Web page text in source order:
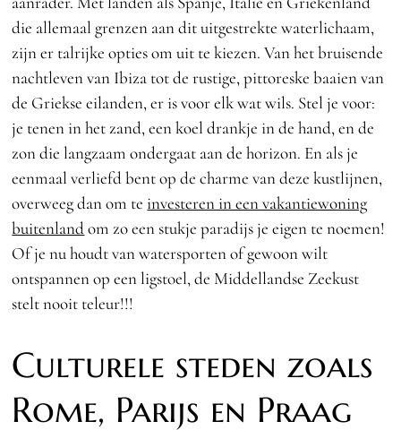
die allemaal grenzen aan dit uitgestrekte waterlichaam,
zijn er talrijke opties om uit te kiezen. Van het bruisende
nachtleven van Ibiza tot de rustige, pittoreske baaien van
de Griekse eilanden, er is voor elk wat wils. Stel je voor:
je tenen in het zand, een koel drankje in de hand, en de
zon die langzaam ondergaat aan de horizon. En als je
eenmaal verliefd bent op de charme van deze kustlijnen,
overweeg dan om teinvesteren in een vakantiewoning
buitenlandom zo een stukje paradijs je eigen te noemen!
Of je nu houdt van watersporten of gewoon wilt
ontspannen op een ligstoel, de Middellandse Zeekust
stelt nooit teleur!!!
Culturele steden zoals
Rome, Parijs en Praag